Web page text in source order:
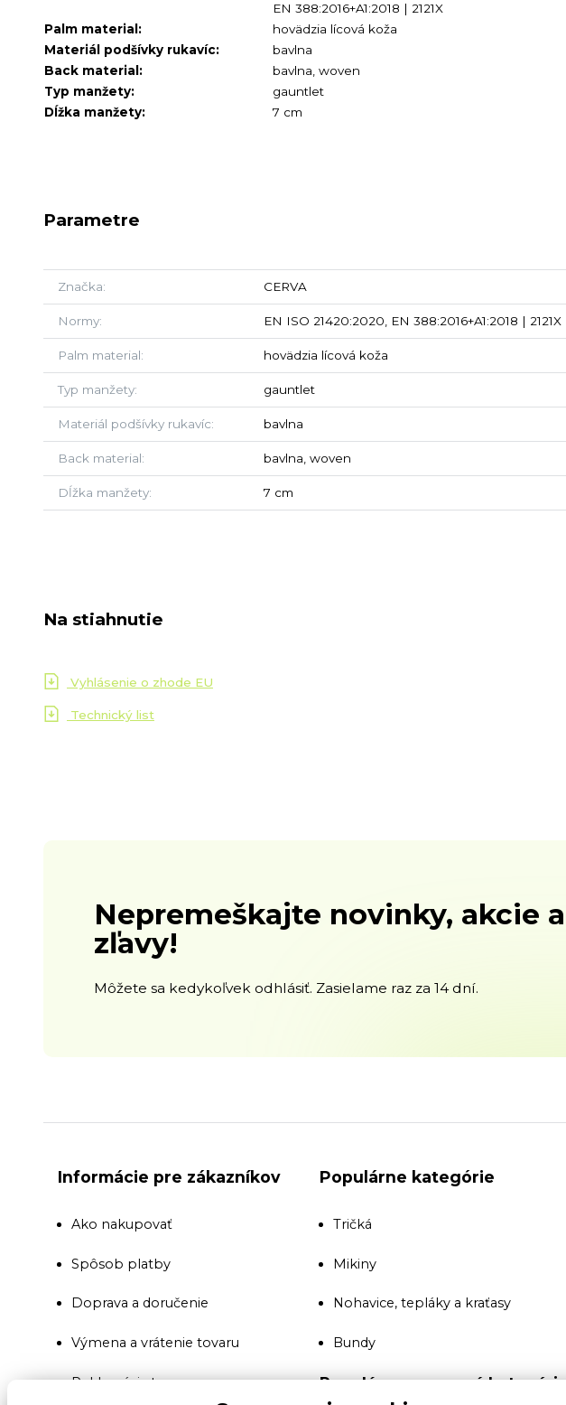
EN 388:2016+A1:2018 | 2121X
Palm material:
hovädzia lícová koža
Materiál podšívky rukavíc:
bavlna
Back material:
bavlna, woven
Typ manžety:
gauntlet
Dĺžka manžety:
7 cm
Parametre
Značka CERVA
Normy EN ISO 21420:2020, EN 388:2016+A1:2018 | 2121X
Palm material hovädzia lícová koža
Typ manžety gauntlet
Materiál podšívky rukavíc bavlna
Back material bavlna, woven
Dĺžka manžety 7 cm
Na stiahnutie
Vyhlásenie o zhode EU
Technický list
Nepremeškajte novinky, akcie a
zľavy!
Môžete sa kedykoľvek odhlásiť. Zasielame raz za 14 dní.
Informácie pre zákazníkov
Ako nakupovať
Spôsob platby
Doprava a doručenie
Výmena a vrátenie tovaru
Reklamácia tovaru
Populárne kategórie
Tričká
Mikiny
Nohavice, tepláky a kraťasy
Bundy
Populárne pracovné